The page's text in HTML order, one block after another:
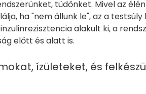
tüdőnket. Mivel az
ha "nem állunk le", az a
alakult ki, a
előtt és alatt is.
ízületeket, és